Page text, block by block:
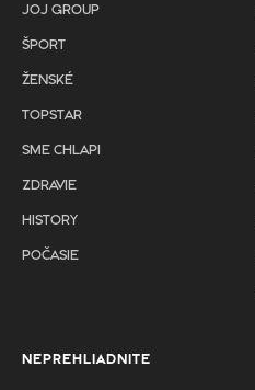
JOJ GROUP
ŠPORT
ŽENSKÉ
TOPSTAR
SME CHLAPI
ZDRAVIE
HISTORY
POČASIE
NEPREHLIADNITE